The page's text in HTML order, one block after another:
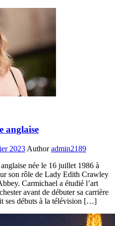
anglaise
2023 Author admin2189
née le 16 juillet 1986 à
son rôle de Lady Edith Crawley
Carmichael a étudié l’art
avant de débuter sa carrière
ses débuts à la télévision […]